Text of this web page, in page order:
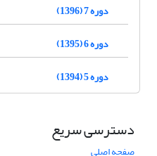
دوره 7 (1396)
دوره 6 (1395)
دوره 5 (1394)
دسترسی سریع
صفحه اصلی